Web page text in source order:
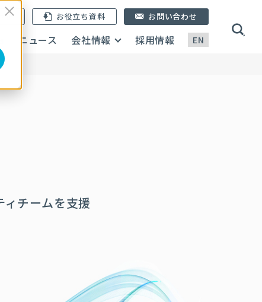
EN
録 お役立ち資料
ニュース 会社情報 採用情報
お問い合わせ
チームを支援